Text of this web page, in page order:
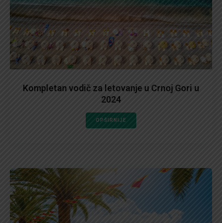
Kompletan vodič za letovanje u Crnoj Gori u
2024
OPŠIRNIJE